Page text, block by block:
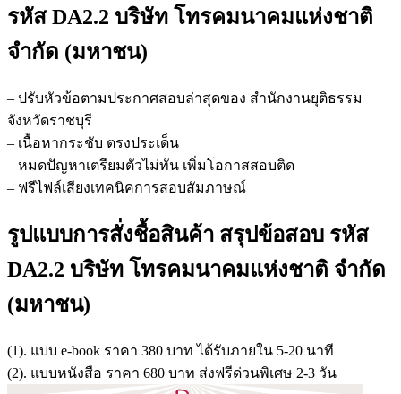
รหัส DA2.2 บริษัท โทรคมนาคมแห่งชาติ
จำกัด (มหาชน)
– ปรับหัวข้อตามประกาศสอบล่าสุดของ สำนักงานยุติธรรม
จังหวัดราชบุรี
– เนื้อหากระชับ ตรงประเด็น
– หมดปัญหาเตรียมตัวไม่ทัน เพิ่มโอกาสสอบติด
– ฟรีไฟล์เสียงเทคนิคการสอบสัมภาษณ์
รูปแบบการสั่งชื้อสินค้า สรุปข้อสอบ รหัส
DA2.2 บริษัท โทรคมนาคมแห่งชาติ จำกัด
(มหาชน)
(1). แบบ e-book ราคา 380 บาท ได้รับภายใน 5-20 นาที
(2). แบบหนังสือ ราคา 680 บาท ส่งฟรีด่วนพิเศษ 2-3 วัน